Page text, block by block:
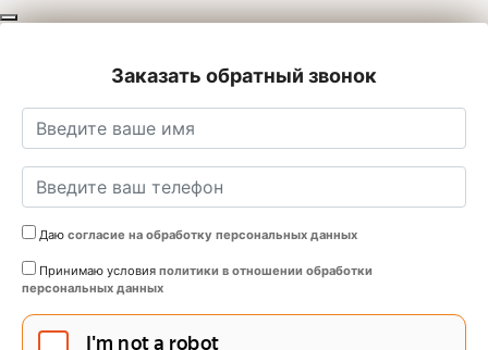
Заказать обратный звонок
Даю согласие на обработку персональных данных
Принимаю условия политики в отношении обработки
персональных данных